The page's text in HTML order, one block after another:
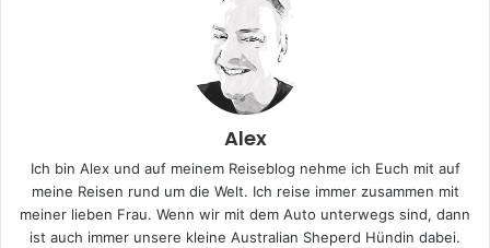
Alex
Ich bin Alex und auf meinem Reiseblog nehme ich Euch mit auf
meine Reisen rund um die Welt. Ich reise immer zusammen mit
meiner lieben Frau. Wenn wir mit dem Auto unterwegs sind, dann
ist auch immer unsere kleine Australian Sheperd Hündin dabei.